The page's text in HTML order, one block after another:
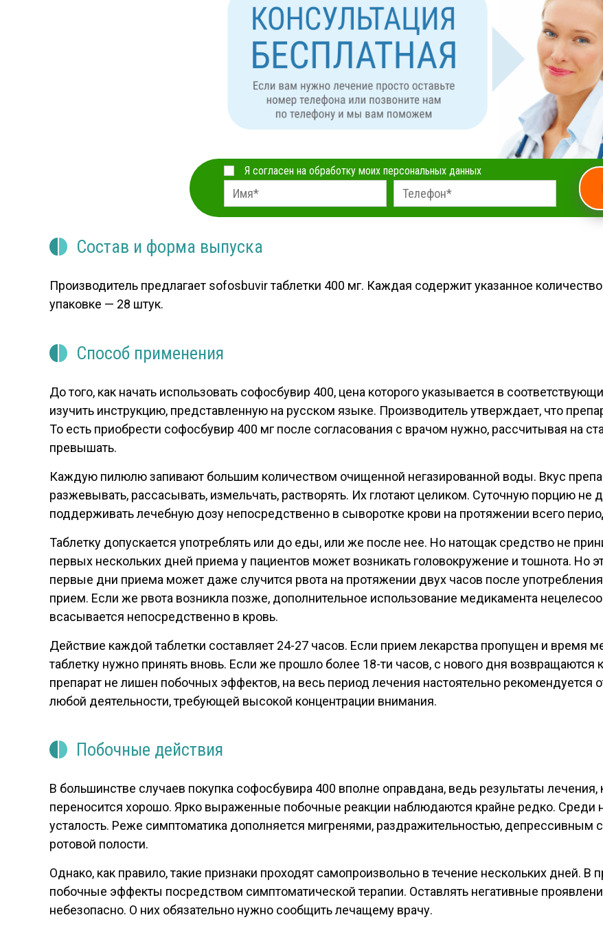
Я согласен на обработку моих персональных данных
Состав и форма выпуска
Производитель предлагает sofosbuvir таблетки 400 мг. Каждая содержит указанное
упаковке — 28 штук.
Способ применения
До того, как начать использовать софосбувир 400, цена которого указывается в
изучить инструкцию, представленную на русском языке. Производитель утверждает, что
То есть приобрести софосбувир 400 мг после согласования с врачом нужно, рассчитывая на
превышать.
Каждую пилюлю запивают большим количеством очищенной негазированной воды. Вкус
разжевывать, рассасывать, измельчать, растворять. Их глотают целиком. Суточную порцию не
поддерживать лечебную дозу непосредственно в сыворотке крови на протяжении всего
Таблетку допускается употреблять или до еды, или же после нее. Но натощак средство не
первых нескольких дней приема у пациентов может возникать головокружение и тошнота. Но
первые дни приема может даже случится рвота на протяжении двух часов после
прием. Если же рвота возникла позже, дополнительное использование медикамента
всасывается непосредственно в кровь.
Действие каждой таблетки составляет 24-27 часов. Если прием лекарства пропущен и время
таблетку нужно принять вновь. Если же прошло более 18-ти часов, с нового дня
препарат не лишен побочных эффектов, на весь период лечения настоятельно рекомендуется
любой деятельности, требующей высокой концентрации внимания.
Побочные действия
В большинстве случаев покупка софосбувира 400 вполне оправдана, ведь результаты лечения,
переносится хорошо. Ярко выраженные побочные реакции наблюдаются крайне редко. Среди
усталость. Реже симптоматика дополняется мигренями, раздражительностью, депрессивным
ротовой полости.
Однако, как правило, такие признаки проходят самопроизвольно в течение нескольких дней. В
побочные эффекты посредством симптоматической терапии. Оставлять негативные
небезопасно. О них обязательно нужно сообщить лечащему врачу.